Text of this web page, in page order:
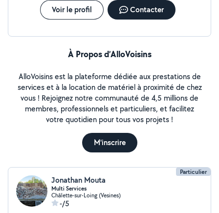
Voir le profil Contacter
À Propos d’AlloVoisins
AlloVoisins est la plateforme dédiée aux prestations de
services et à la location de matériel à proximité de chez
vous ! Rejoignez notre communauté de 4,5 millions de
membres, professionnels et particuliers, et facilitez
votre quotidien pour tous vos projets !
M'inscrire
Particulier
Jonathan Mouta
Multi Services
Châlette-sur-Loing (Vesines)
-/5